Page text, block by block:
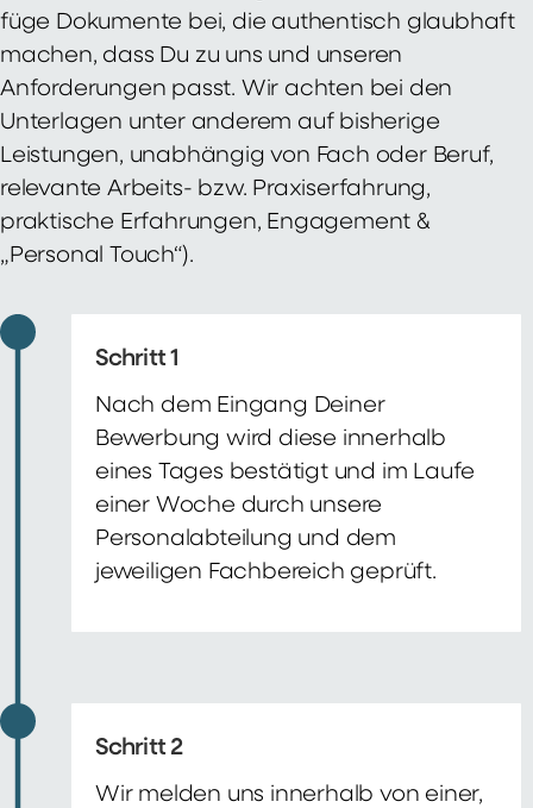
füge Dokumente bei, die authentisch glaubhaft
machen, dass Du zu uns und unseren
Anforderungen passt. Wir achten bei den
Unterlagen unter anderem auf bisherige
Leistungen, unabhängig von Fach oder Beruf,
relevante Arbeits- bzw. Praxiserfahrung,
praktische Erfahrungen, Engagement &
„Personal Touch“).
Schritt 1
Nach dem Eingang Deiner
Bewerbung wird diese innerhalb
eines Tages bestätigt und im Laufe
einer Woche durch unsere
Personalabteilung und dem
jeweiligen Fachbereich geprüft.
Schritt 2
Wir melden uns innerhalb von einer,